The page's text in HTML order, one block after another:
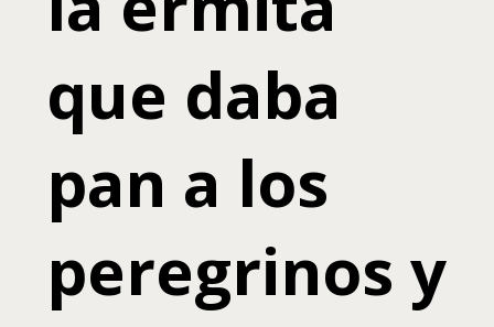
que daba
pan a los
peregrinos y